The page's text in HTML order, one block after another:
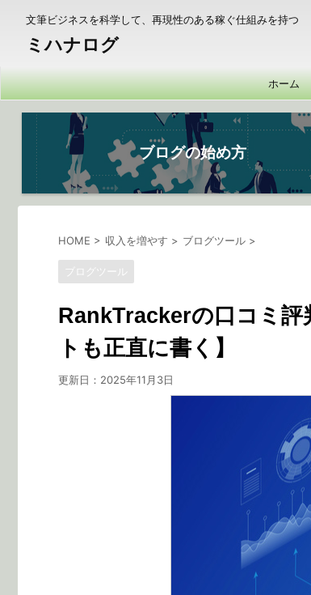
文筆ビジネスを科学して、再現性のある稼ぐ仕組みを持つ
ミハナログ
ホーム
ブログの始め方
HOME > 収入を増やす > ブログツール >
ブログツール
RankTrackerの口コミ評
トも正直に書く】
更新日： 2025年11月3日